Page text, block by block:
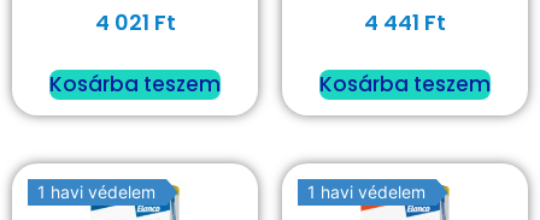
4 021 Ft
Kosárba teszem
4 441 Ft
Kosárba teszem
1 havi védelem 1 havi védelem